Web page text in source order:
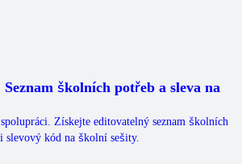
školních potřeb a sleva na
Získejte editovatelný seznam školních
slevový kód na školní sešity.